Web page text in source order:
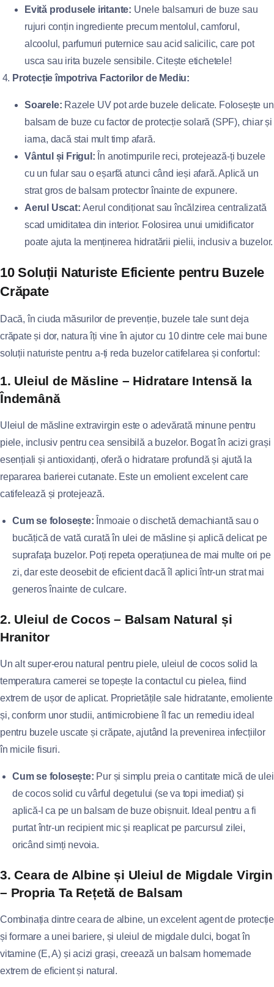
Evită produsele iritante: Unele balsamuri de buze sau
rujuri conțin ingrediente precum mentolul, camforul,
alcoolul, parfumuri puternice sau acid salicilic, care pot
usca sau irita buzele sensibile. Citește etichetele!
Protecție împotriva Factorilor de Mediu:
Soarele: Razele UV pot arde buzele delicate. Folosește un
balsam de buze cu factor de protecție solară (SPF), chiar și
iarna, dacă stai mult timp afară.
Vântul și Frigul: În anotimpurile reci, protejează-ți buzele
cu un fular sau o eșarfă atunci când ieși afară. Aplică un
strat gros de balsam protector înainte de expunere.
Aerul Uscat: Aerul condiționat sau încălzirea centralizată
scad umiditatea din interior. Folosirea unui umidificator
poate ajuta la menținerea hidratării pielii, inclusiv a buzelor.
10 Soluții Naturiste Eficiente pentru Buzele
Crăpate
Dacă, în ciuda măsurilor de prevenție, buzele tale sunt deja
crăpate și dor, natura îți vine în ajutor cu 10 dintre cele mai bune
soluții naturiste pentru a-ți reda buzelor catifelarea și confortul:
1. Uleiul de Măsline – Hidratare Intensă la
Îndemână
Uleiul de măsline extravirgin este o adevărată minune pentru
piele, inclusiv pentru cea sensibilă a buzelor. Bogat în acizi grași
esențiali și antioxidanți, oferă o hidratare profundă și ajută la
repararea barierei cutanate. Este un emolient excelent care
catifelează și protejează.
Cum se folosește: Înmoaie o dischetă demachiantă sau o
bucățică de vată curată în ulei de măsline și aplică delicat pe
suprafața buzelor. Poți repeta operațiunea de mai multe ori pe
zi, dar este deosebit de eficient dacă îl aplici într-un strat mai
generos înainte de culcare.
2. Uleiul de Cocos – Balsam Natural și
Hranitor
Un alt super-erou natural pentru piele, uleiul de cocos solid la
temperatura camerei se topește la contactul cu pielea, fiind
extrem de ușor de aplicat. Proprietățile sale hidratante, emoliente
și, conform unor studii, antimicrobiene îl fac un remediu ideal
pentru buzele uscate și crăpate, ajutând la prevenirea infecțiilor
în micile fisuri.
Cum se folosește: Pur și simplu preia o cantitate mică de ulei
de cocos solid cu vârful degetului (se va topi imediat) și
aplică-l ca pe un balsam de buze obișnuit. Ideal pentru a fi
purtat într-un recipient mic și reaplicat pe parcursul zilei,
oricând simți nevoia.
3. Ceara de Albine și Uleiul de Migdale Virgin
– Propria Ta Rețetă de Balsam
Combinația dintre ceara de albine, un excelent agent de protecție
și formare a unei bariere, și uleiul de migdale dulci, bogat în
vitamine (E, A) și acizi grași, creează un balsam homemade
extrem de eficient și natural.